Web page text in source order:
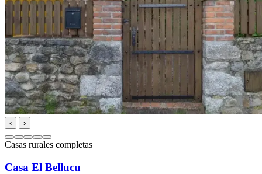
‹ ›
Casas rurales completas
Casa El Bellucu